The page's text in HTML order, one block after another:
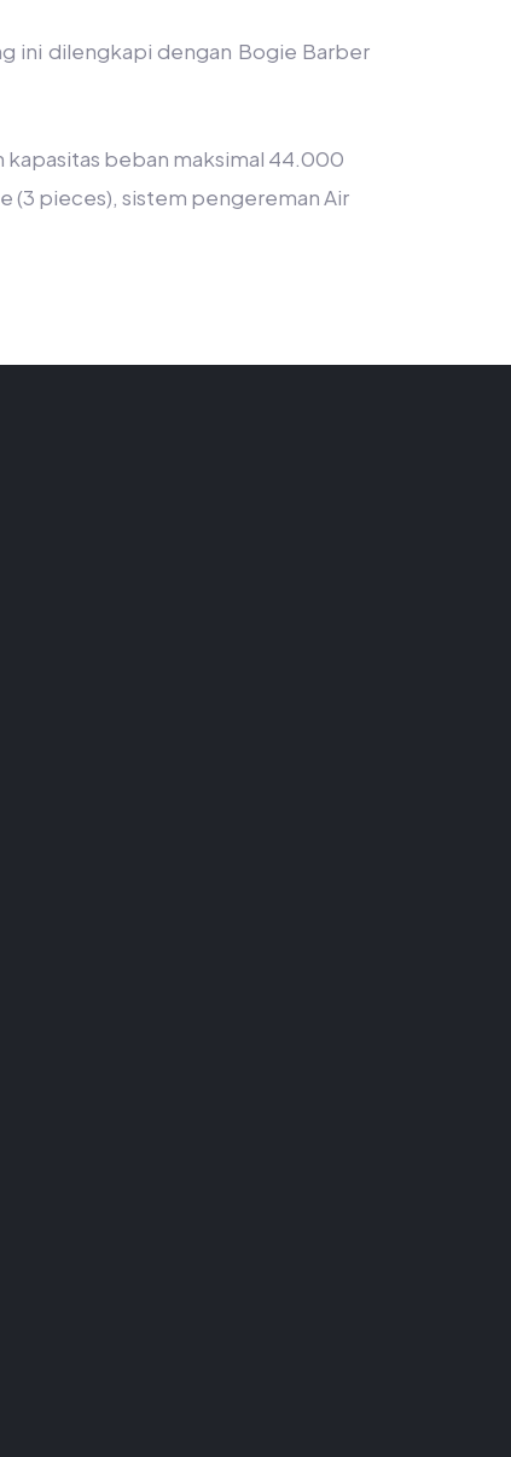
ini dilengkapi dengan Bogie Barber
kapasitas beban maksimal 44.000
(3 pieces), sistem pengereman Air